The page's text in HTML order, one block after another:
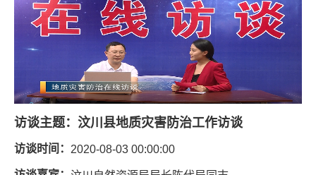
访谈主题： 汶川县地质灾害防治工作访谈
访谈时间： 2020-08-03 00:00:00